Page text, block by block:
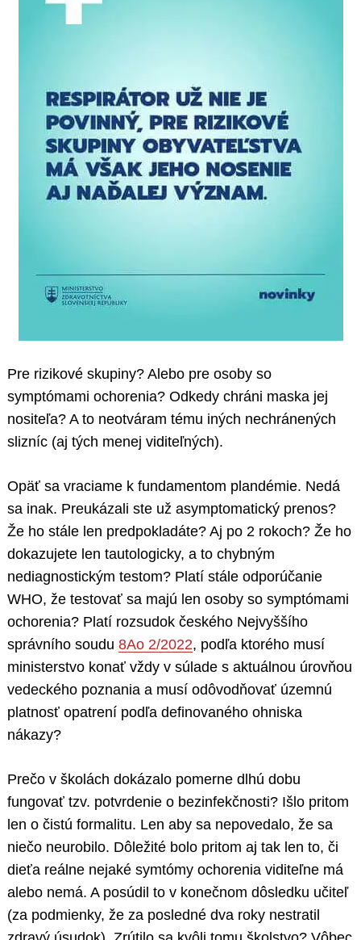
Pre rizikové skupiny? Alebo pre osoby so
symptómami ochorenia? Odkedy chráni maska jej
nositeľa? A to neotváram tému iných nechránených
slizníc (aj tých menej viditeľných).
Opäť sa vraciame k fundamentom plandémie. Nedá
sa inak. Preukázali ste už asymptomatický prenos?
Že ho stále len predpokladáte? Aj po 2 rokoch? Že ho
dokazujete len tautologicky, a to chybným
nediagnostickým testom? Platí stále odporúčanie
WHO, že testovať sa majú len osoby so symptómami
ochorenia? Platí rozsudok českého Nejvyššího
správního soudu 8Ao 2/2022, podľa ktorého musí
ministerstvo konať vždy v súlade s aktuálnou úrovňou
vedeckého poznania a musí odôvodňovať územnú
platnosť opatrení podľa definovaného ohniska
nákazy?
Prečo v školách dokázalo pomerne dlhú dobu
fungovať tzv. potvrdenie o bezinfekčnosti? Išlo pritom
len o čistú formalitu. Len aby sa nepovedalo, že sa
niečo neurobilo. Dôležité bolo pritom aj tak len to, či
dieťa reálne nejaké symtómy ochorenia viditeľne má
alebo nemá. A posúdil to v konečnom dôsledku učiteľ
(za podmienky, že za posledné dva roky nestratil